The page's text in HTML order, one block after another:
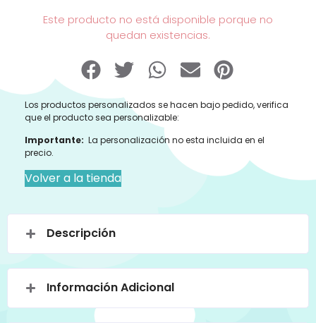
Este producto no está disponible porque no
quedan existencias.
Los productos personalizados se hacen bajo pedido, verifica
que el producto sea personalizable:
Importante: La personalización no esta incluida en el
precio.
Volver a la tienda
Descripción
Información Adicional